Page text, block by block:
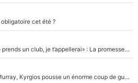
cet été ?
Mercato - OM - «Dès que je prends un club, je t’appellerai» : La promesse de Marcelino au moment de claquer la porte
Victime de racisme contre Murray, Kyrgios pousse un énorme coup de gueule !